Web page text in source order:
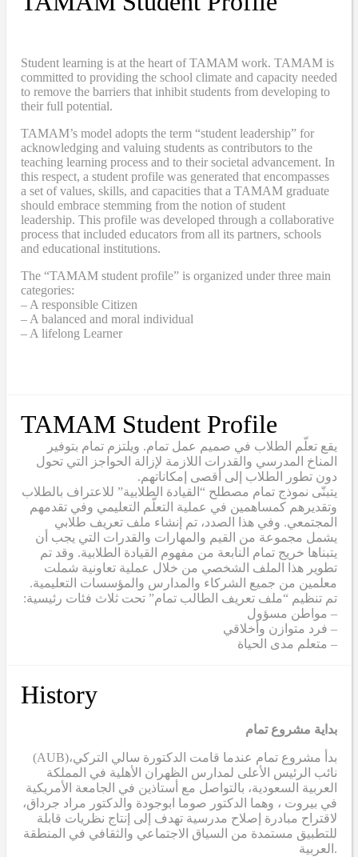
Student learning is at the heart of TAMAM work. TAMAM is
committed to providing the school climate and capacity needed
to remove the barriers that inhibit students from developing to
their full potential.
TAMAM’s model adopts the term “student leadership” for
acknowledging and valuing students as contributors to the
teaching learning process and to their societal advancement. In
this respect, a student profile was generated that encompasses
a set of values, skills, and capacities that a TAMAM graduate
should embrace stemming from the notion of student
leadership. This profile was developed through a collaborative
process that included educators from all its partners, schools
and educational institutions.
The “TAMAM student profile” is organized under three main
categories:
– A responsible Citizen
– A balanced and moral individual
– A lifelong Learner
TAMAM Student Profile
يقع تعلّم الطلاب في صميم عمل تمام. ويلتزم تمام بتوفير
المناخ المدرسي والقدرات اللازمة لإزالة الحواجز التي تحول
دون تطور الطلاب إلى أقصى إمكاناتهم.
يتبنّى نموذج تمام مصطلح “القيادة الطلابية” للاعتراف بالطلاب
وتقديرهم كمساهمين في عملية التعلّم التعليمي وفي تقدمهم
المجتمعي. وفي هذا الصدد، تم إنشاء ملف تعريف طلابي
يشمل مجموعة من القيم والمهارات والقدرات التي يجب أن
يتبناها خريج تمام النابعة من مفهوم القيادة الطلابية. وقد تم
تطوير هذا الملف الشخصي من خلال عملية تعاونية شملت
معلمين من جميع الشركاء والمدارس والمؤسسات التعليمية.
تم تنظيم “ملف تعريف الطالب تمام” تحت ثلاث فئات رئيسية:
– مواطن مسؤول
– فرد متوازن وأخلاقي
– متعلم مدى الحياة
History
بداية مشروع تمام
(AUB)بدأ مشروع تمام عندما قامت الدكتورة سالي التركي،
نائب الرئيس الأعلى لمدارس الظهران الأهلية في المملكة
العربية السعودية، بالتواصل مع أستاذين في الجامعة الأمريكية
في بيروت ، وهما الدكتور صوما ابوجودة والدكتور مراد جرداق،
لاقتراح مبادرة إصلاح مدرسية تهدف إلى إنتاج نظريات قابلة
للتطبيق مستمدة من السياق الاجتماعي والثقافي في المنطقة
العربية.